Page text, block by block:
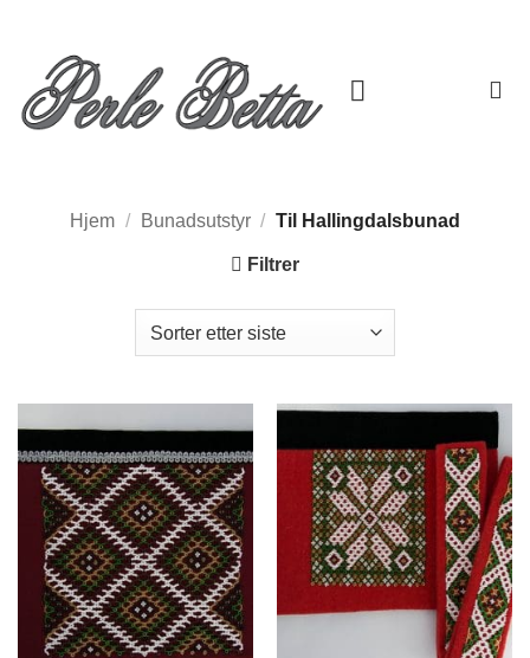
content
Hjem / Bunadsutstyr / Til Hallingdalsbunad
Filtrer